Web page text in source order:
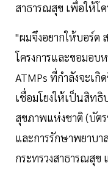
สาธารณสุข เพื่อให้โ
"ผมจึงอยากให้บอร์ด
โครงการและขอมอบ
ATMPs ที่กำลังจะเ
เชื่อมโยงให้เป็นสิท
สุขภาพแห่งชาติ (บัต
และการรักษาพยาบา
กระทรวงสาธารณสุข